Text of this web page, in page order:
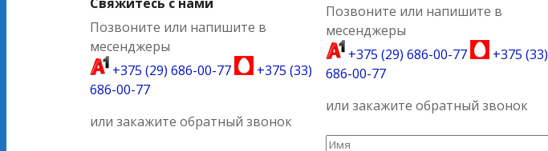
Позвоните или напишите в
месенджеры
+375 (29) 686-00-77
+375 (33)
686-00-77
или закажите обратный звонок
Позвоните или напишите в
месенджеры
+375 (29) 686-00-77
+375 (33)
686-00-77
или закажите обратный звонок